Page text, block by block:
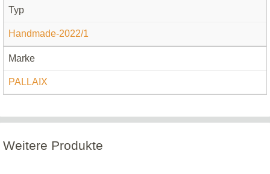
Typ
Handmade-2022/1
Marke
PALLAIX
Weitere Produkte